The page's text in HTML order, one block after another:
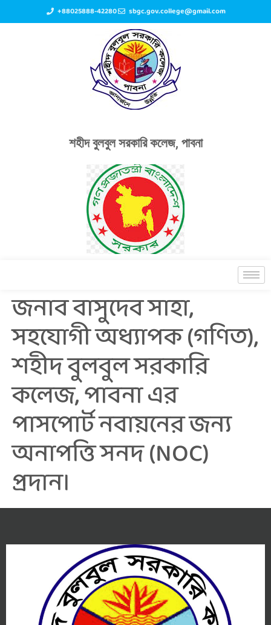
+88025888-42280 sbgc.gov.college@gmail.com
শহীদ বুলবুল সরকারি কলেজ, পাবনা
জনাব বাসুদেব সাহা,
সহযোগী অধ্যাপক (গণিত),
শহীদ বুলবুল সরকারি
কলেজ, পাবনা এর
পাসপোর্ট নবায়নের জন্য
অনাপত্তি সনদ (NOC)
প্রদান।